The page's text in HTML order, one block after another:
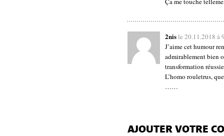
2nisle 20.11.2018 à
J’aime cet humour
admirablement bien
transformation
L’homo rouletrus,
……
AJOUTER VOTRE